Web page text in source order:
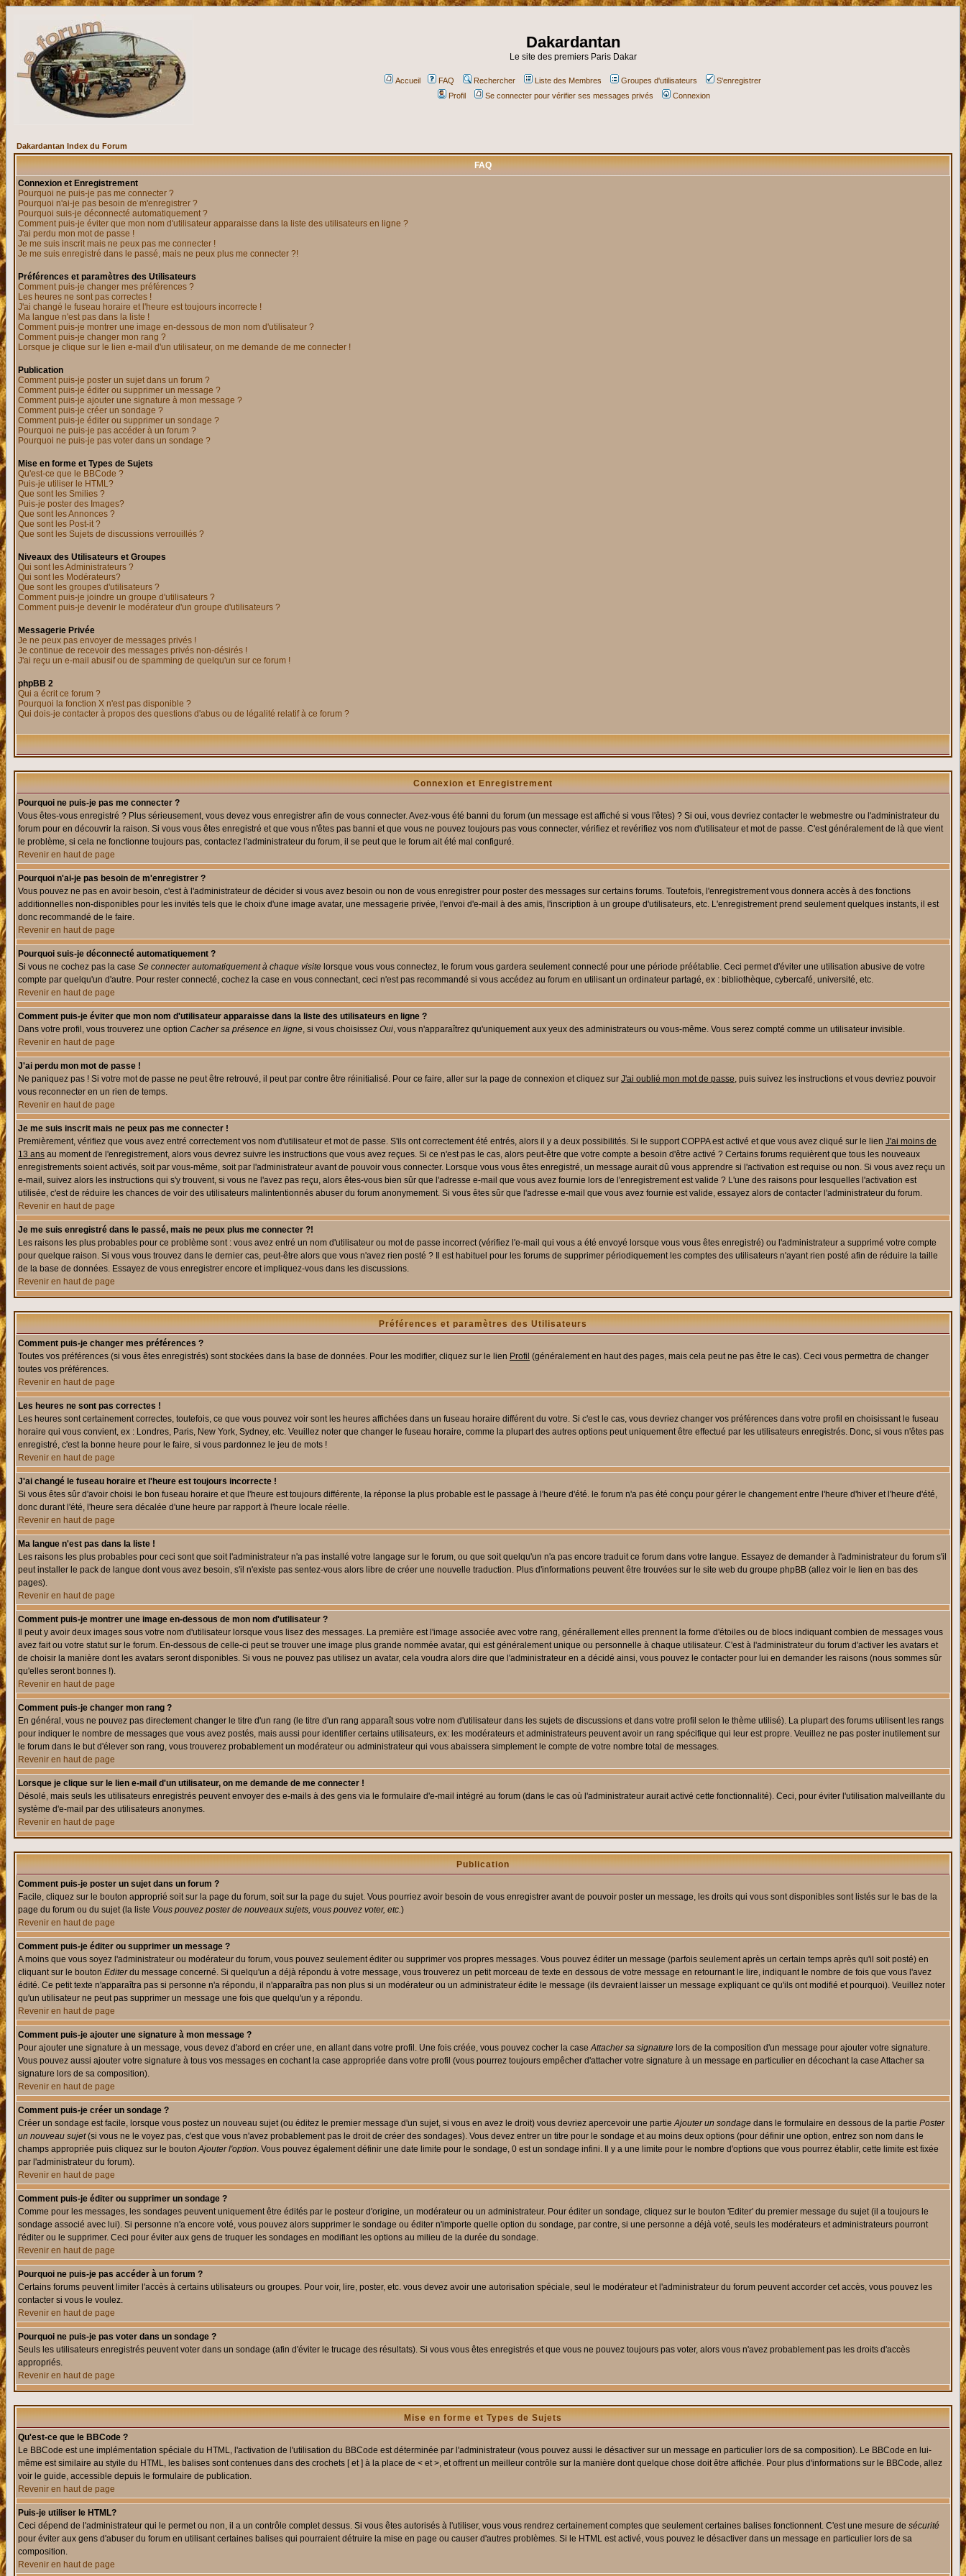
Dakardantan
Le site des premiers Paris Dakar
Accueil FAQ Rechercher Liste des Membres Groupes d'utilisateurs
S'enregistrer
Profil
Se connecter pour vérifier ses messages privés Connexion
Dakardantan Index du Forum
FAQ
Connexion et Enregistrement
Pourquoi ne puis-je pas me connecter ?
Pourquoi n'ai-je pas besoin de m'enregistrer ?
Pourquoi suis-je déconnecté automatiquement ?
Comment puis-je éviter que mon nom d'utilisateur apparaisse dans la liste des utilisateurs en ligne ?
J'ai perdu mon mot de passe !
Je me suis inscrit mais ne peux pas me connecter !
Je me suis enregistré dans le passé, mais ne peux plus me connecter ?!
Préférences et paramètres des Utilisateurs
Comment puis-je changer mes préférences ?
Les heures ne sont pas correctes !
J'ai changé le fuseau horaire et l'heure est toujours incorrecte !
Ma langue n'est pas dans la liste !
Comment puis-je montrer une image en-dessous de mon nom d'utilisateur ?
Comment puis-je changer mon rang ?
Lorsque je clique sur le lien e-mail d'un utilisateur, on me demande de me connecter !
Publication
Comment puis-je poster un sujet dans un forum ?
Comment puis-je éditer ou supprimer un message ?
Comment puis-je ajouter une signature à mon message ?
Comment puis-je créer un sondage ?
Comment puis-je éditer ou supprimer un sondage ?
Pourquoi ne puis-je pas accéder à un forum ?
Pourquoi ne puis-je pas voter dans un sondage ?
Mise en forme et Types de Sujets
Qu'est-ce que le BBCode ?
Puis-je utiliser le HTML?
Que sont les Smilies ?
Puis-je poster des Images?
Que sont les Annonces ?
Que sont les Post-it ?
Que sont les Sujets de discussions verrouillés ?
Niveaux des Utilisateurs et Groupes
Qui sont les Administrateurs ?
Qui sont les Modérateurs?
Que sont les groupes d'utilisateurs ?
Comment puis-je joindre un groupe d'utilisateurs ?
Comment puis-je devenir le modérateur d'un groupe d'utilisateurs ?
Messagerie Privée
Je ne peux pas envoyer de messages privés !
Je continue de recevoir des messages privés non-désirés !
J'ai reçu un e-mail abusif ou de spamming de quelqu'un sur ce forum !
phpBB 2
Qui a écrit ce forum ?
Pourquoi la fonction X n'est pas disponible ?
Qui dois-je contacter à propos des questions d'abus ou de légalité relatif à ce forum ?
Connexion et Enregistrement
Pourquoi ne puis-je pas me connecter ?
Vous êtes-vous enregistré ? Plus sérieusement, vous devez vous enregistrer afin de vous connecter. Avez-vous été banni du forum (un message est affiché si vous l'êtes) ? Si oui, vous devriez contacter le webmestre ou l'administrateur du
forum pour en découvrir la raison. Si vous vous êtes enregistré et que vous n'êtes pas banni et que vous ne pouvez toujours pas vous connecter, vérifiez et revérifiez vos nom d'utilisateur et mot de passe. C'est généralement de là que vient
le problème, si cela ne fonctionne toujours pas, contactez l'administrateur du forum, il se peut que le forum ait été mal configuré.
Revenir en haut de page
Pourquoi n'ai-je pas besoin de m'enregistrer ?
Vous pouvez ne pas en avoir besoin, c'est à l'administrateur de décider si vous avez besoin ou non de vous enregistrer pour poster des messages sur certains forums. Toutefois, l'enregistrement vous donnera accès à des fonctions
additionnelles non-disponibles pour les invités tels que le choix d'une image avatar, une messagerie privée, l'envoi d'e-mail à des amis, l'inscription à un groupe d'utilisateurs, etc. L'enregistrement prend seulement quelques instants, il est
donc recommandé de le faire.
Revenir en haut de page
Pourquoi suis-je déconnecté automatiquement ?
Si vous ne cochez pas la case Se connecter automatiquement à chaque visite lorsque vous vous connectez, le forum vous gardera seulement connecté pour une période préétablie. Ceci permet d'éviter une utilisation abusive de votre
compte par quelqu'un d'autre. Pour rester connecté, cochez la case en vous connectant, ceci n'est pas recommandé si vous accédez au forum en utilisant un ordinateur partagé, ex : bibliothèque, cybercafé, université, etc.
Revenir en haut de page
Comment puis-je éviter que mon nom d'utilisateur apparaisse dans la liste des utilisateurs en ligne ?
Dans votre profil, vous trouverez une option Cacher sa présence en ligne, si vous choisissez Oui, vous n'apparaîtrez qu'uniquement aux yeux des administrateurs ou vous-même. Vous serez compté comme un utilisateur invisible.
Revenir en haut de page
J'ai perdu mon mot de passe !
Ne paniquez pas ! Si votre mot de passe ne peut être retrouvé, il peut par contre être réinitialisé. Pour ce faire, aller sur la page de connexion et cliquez sur J'ai oublié mon mot de passe, puis suivez les instructions et vous devriez pouvoir
vous reconnecter en un rien de temps.
Revenir en haut de page
Je me suis inscrit mais ne peux pas me connecter !
Premièrement, vérifiez que vous avez entré correctement vos nom d'utilisateur et mot de passe. S'ils ont correctement été entrés, alors il y a deux possibilités. Si le support COPPA est activé et que vous avez cliqué sur le lien J'ai moins de
13 ans au moment de l'enregistrement, alors vous devrez suivre les instructions que vous avez reçues. Si ce n'est pas le cas, alors peut-être que votre compte a besoin d'être activé ? Certains forums requièrent que tous les nouveaux
enregistrements soient activés, soit par vous-même, soit par l'administrateur avant de pouvoir vous connecter. Lorsque vous vous êtes enregistré, un message aurait dû vous apprendre si l'activation est requise ou non. Si vous avez reçu un
e-mail, suivez alors les instructions qui s'y trouvent, si vous ne l'avez pas reçu, alors êtes-vous bien sûr que l'adresse e-mail que vous avez fournie lors de l'enregistrement est valide ? L'une des raisons pour lesquelles l'activation est
utilisée, c'est de réduire les chances de voir des utilisateurs malintentionnés abuser du forum anonymement. Si vous êtes sûr que l'adresse e-mail que vous avez fournie est valide, essayez alors de contacter l'administrateur du forum.
Revenir en haut de page
Je me suis enregistré dans le passé, mais ne peux plus me connecter ?!
Les raisons les plus probables pour ce problème sont : vous avez entré un nom d'utilisateur ou mot de passe incorrect (vérifiez l'e-mail qui vous a été envoyé lorsque vous vous êtes enregistré) ou l'administrateur a supprimé votre compte
pour quelque raison. Si vous vous trouvez dans le dernier cas, peut-être alors que vous n'avez rien posté ? Il est habituel pour les forums de supprimer périodiquement les comptes des utilisateurs n'ayant rien posté afin de réduire la taille
de la base de données. Essayez de vous enregistrer encore et impliquez-vous dans les discussions.
Revenir en haut de page
Préférences et paramètres des Utilisateurs
Comment puis-je changer mes préférences ?
Toutes vos préférences (si vous êtes enregistrés) sont stockées dans la base de données. Pour les modifier, cliquez sur le lien Profil (généralement en haut des pages, mais cela peut ne pas être le cas). Ceci vous permettra de changer
toutes vos préférences.
Revenir en haut de page
Les heures ne sont pas correctes !
Les heures sont certainement correctes, toutefois, ce que vous pouvez voir sont les heures affichées dans un fuseau horaire différent du votre. Si c'est le cas, vous devriez changer vos préférences dans votre profil en choisissant le fuseau
horaire qui vous convient, ex : Londres, Paris, New York, Sydney, etc. Veuillez noter que changer le fuseau horaire, comme la plupart des autres options peut uniquement être effectué par les utilisateurs enregistrés. Donc, si vous n'êtes pas
enregistré, c'est la bonne heure pour le faire, si vous pardonnez le jeu de mots !
Revenir en haut de page
J'ai changé le fuseau horaire et l'heure est toujours incorrecte !
Si vous êtes sûr d'avoir choisi le bon fuseau horaire et que l'heure est toujours différente, la réponse la plus probable est le passage à l'heure d'été. le forum n'a pas été conçu pour gérer le changement entre l'heure d'hiver et l'heure d'été,
donc durant l'été, l'heure sera décalée d'une heure par rapport à l'heure locale réelle.
Revenir en haut de page
Ma langue n'est pas dans la liste !
Les raisons les plus probables pour ceci sont que soit l'administrateur n'a pas installé votre langage sur le forum, ou que soit quelqu'un n'a pas encore traduit ce forum dans votre langue. Essayez de demander à l'administrateur du forum s'il
peut installer le pack de langue dont vous avez besoin, s'il n'existe pas sentez-vous alors libre de créer une nouvelle traduction. Plus d'informations peuvent être trouvées sur le site web du groupe phpBB (allez voir le lien en bas des
pages).
Revenir en haut de page
Comment puis-je montrer une image en-dessous de mon nom d'utilisateur ?
Il peut y avoir deux images sous votre nom d'utilisateur lorsque vous lisez des messages. La première est l'image associée avec votre rang, générallement elles prennent la forme d'étoiles ou de blocs indiquant combien de messages vous
avez fait ou votre statut sur le forum. En-dessous de celle-ci peut se trouver une image plus grande nommée avatar, qui est généralement unique ou personnelle à chaque utilisateur. C'est à l'administrateur du forum d'activer les avatars et
de choisir la manière dont les avatars seront disponibles. Si vous ne pouvez pas utilisez un avatar, cela voudra alors dire que l'administrateur en a décidé ainsi, vous pouvez le contacter pour lui en demander les raisons (nous sommes sûr
qu'elles seront bonnes !).
Revenir en haut de page
Comment puis-je changer mon rang ?
En général, vous ne pouvez pas directement changer le titre d'un rang (le titre d'un rang apparaît sous votre nom d'utilisateur dans les sujets de discussions et dans votre profil selon le thème utilisé). La plupart des forums utilisent les rangs
pour indiquer le nombre de messages que vous avez postés, mais aussi pour identifier certains utilisateurs, ex: les modérateurs et administrateurs peuvent avoir un rang spécifique qui leur est propre. Veuillez ne pas poster inutilement sur
le forum dans le but d'élever son rang, vous trouverez probablement un modérateur ou administrateur qui vous abaissera simplement le compte de votre nombre total de messages.
Revenir en haut de page
Lorsque je clique sur le lien e-mail d'un utilisateur, on me demande de me connecter !
Désolé, mais seuls les utilisateurs enregistrés peuvent envoyer des e-mails à des gens via le formulaire d'e-mail intégré au forum (dans le cas où l'administrateur aurait activé cette fonctionnalité). Ceci, pour éviter l'utilisation malveillante du
système d'e-mail par des utilisateurs anonymes.
Revenir en haut de page
Publication
Comment puis-je poster un sujet dans un forum ?
Facile, cliquez sur le bouton approprié soit sur la page du forum, soit sur la page du sujet. Vous pourriez avoir besoin de vous enregistrer avant de pouvoir poster un message, les droits qui vous sont disponibles sont listés sur le bas de la
page du forum ou du sujet (la liste Vous pouvez poster de nouveaux sujets, vous pouvez voter, etc.)
Revenir en haut de page
Comment puis-je éditer ou supprimer un message ?
A moins que vous soyez l'administrateur ou modérateur du forum, vous pouvez seulement éditer ou supprimer vos propres messages. Vous pouvez éditer un message (parfois seulement après un certain temps après qu'il soit posté) en
cliquant sur le bouton Editerdu message concerné. Si quelqu'un a déjà répondu à votre message, vous trouverez un petit morceau de texte en dessous de votre message en retournant le lire, indiquant le nombre de fois que vous l'avez
édité. Ce petit texte n'apparaîtra pas si personne n'a répondu, il n'apparaîtra pas non plus si un modérateur ou un administrateur édite le message (ils devraient laisser un message expliquant ce qu'ils ont modifié et pourquoi). Veuillez noter
qu'un utilisateur ne peut pas supprimer un message une fois que quelqu'un y a répondu.
Revenir en haut de page
Comment puis-je ajouter une signature à mon message ?
Pour ajouter une signature à un message, vous devez d'abord en créer une, en allant dans votre profil. Une fois créée, vous pouvez cocher la caseAttacher sa signature lors de la composition d'un message pour ajouter votre signature.
Vous pouvez aussi ajouter votre signature à tous vos messages en cochant la case appropriée dans votre profil (vous pourrez toujours empêcher d'attacher votre signature à un message en particulier en décochant la case Attacher sa
signature lors de sa composition).
Revenir en haut de page
Comment puis-je créer un sondage ?
Créer un sondage est facile, lorsque vous postez un nouveau sujet (ou éditez le premier message d'un sujet, si vous en avez le droit) vous devriez apercevoir une partieAjouter un sondage dans le formulaire en dessous de la partie Poster
un nouveau sujet(si vous ne le voyez pas, c'est que vous n'avez probablement pas le droit de créer des sondages). Vous devez entrer un titre pour le sondage et au moins deux options (pour définir une option, entrez son nom dans le
champs appropriée puis cliquez sur le boutonAjouter l'option. Vous pouvez également définir une date limite pour le sondage, 0 est un sondage infini. Il y a une limite pour le nombre d'options que vous pourrez établir, cette limite est fixée
par l'administrateur du forum).
Revenir en haut de page
Comment puis-je éditer ou supprimer un sondage ?
Comme pour les messages, les sondages peuvent uniquement être édités par le posteur d'origine, un modérateur ou un administrateur. Pour éditer un sondage, cliquez sur le bouton 'Editer' du premier message du sujet (il a toujours le
sondage associé avec lui). Si personne n'a encore voté, vous pouvez alors supprimer le sondage ou éditer n'importe quelle option du sondage, par contre, si une personne a déjà voté, seuls les modérateurs et administrateurs pourront
l'éditer ou le supprimer. Ceci pour éviter aux gens de truquer les sondages en modifiant les options au milieu de la durée du sondage.
Revenir en haut de page
Pourquoi ne puis-je pas accéder à un forum ?
Certains forums peuvent limiter l'accès à certains utilisateurs ou groupes. Pour voir, lire, poster, etc. vous devez avoir une autorisation spéciale, seul le modérateur et l'administrateur du forum peuvent accorder cet accès, vous pouvez les
contacter si vous le voulez.
Revenir en haut de page
Pourquoi ne puis-je pas voter dans un sondage ?
Seuls les utilisateurs enregistrés peuvent voter dans un sondage (afin d'éviter le trucage des résultats). Si vous vous êtes enregistrés et que vous ne pouvez toujours pas voter, alors vous n'avez probablement pas les droits d'accès
appropriés.
Revenir en haut de page
Mise en forme et Types de Sujets
Qu'est-ce que le BBCode ?
Le BBCode est une implémentation spéciale du HTML, l'activation de l'utilisation du BBCode est déterminée par l'administrateur (vous pouvez aussi le désactiver sur un message en particulier lors de sa composition). Le BBCode en lui-
même est similaire au styile du HTML, les balises sont contenues dans des crochets [ et ] à la place de < et >, et offrent un meilleur contrôle sur la manière dont quelque chose doit être affichée. Pour plus d'informations sur le BBCode, allez
voir le guide, accessible depuis le formulaire de publication.
Revenir en haut de page
Puis-je utiliser le HTML?
Ceci dépend de l'administrateur qui le permet ou non, il a un contrôle complet dessus. Si vous êtes autorisés à l'utiliser, vous vous rendrez certainement comptes que seulement certaines balises fonctionnent. C'est une mesure de sécurité
pour éviter aux gens d'abuser du forum en utilisant certaines balises qui pourraient détruire la mise en page ou causer d'autres problèmes. Si le HTML est activé, vous pouvez le désactiver dans un message en particulier lors de sa
composition.
Revenir en haut de page